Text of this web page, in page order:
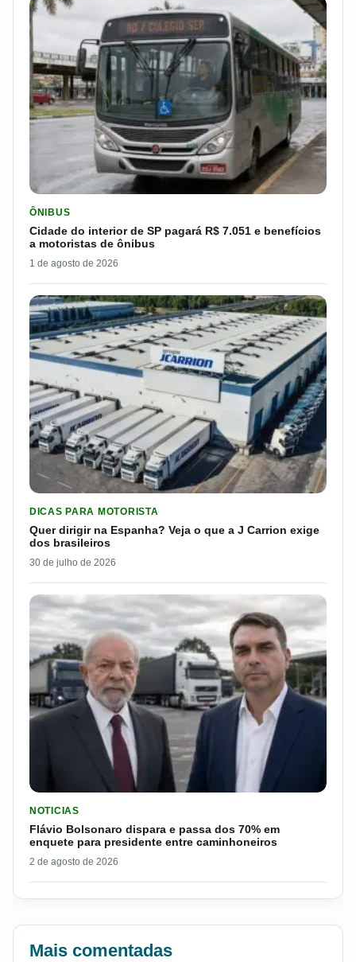
ÔNIBUS
Cidade do interior de SP pagará R$ 7.051 e benefícios
a motoristas de ônibus
1 de agosto de 2026
DICAS PARA MOTORISTA
Quer dirigir na Espanha? Veja o que a J Carrion exige
dos brasileiros
30 de julho de 2026
NOTICIAS
Flávio Bolsonaro dispara e passa dos 70% em
enquete para presidente entre caminhoneiros
2 de agosto de 2026
Mais comentadas